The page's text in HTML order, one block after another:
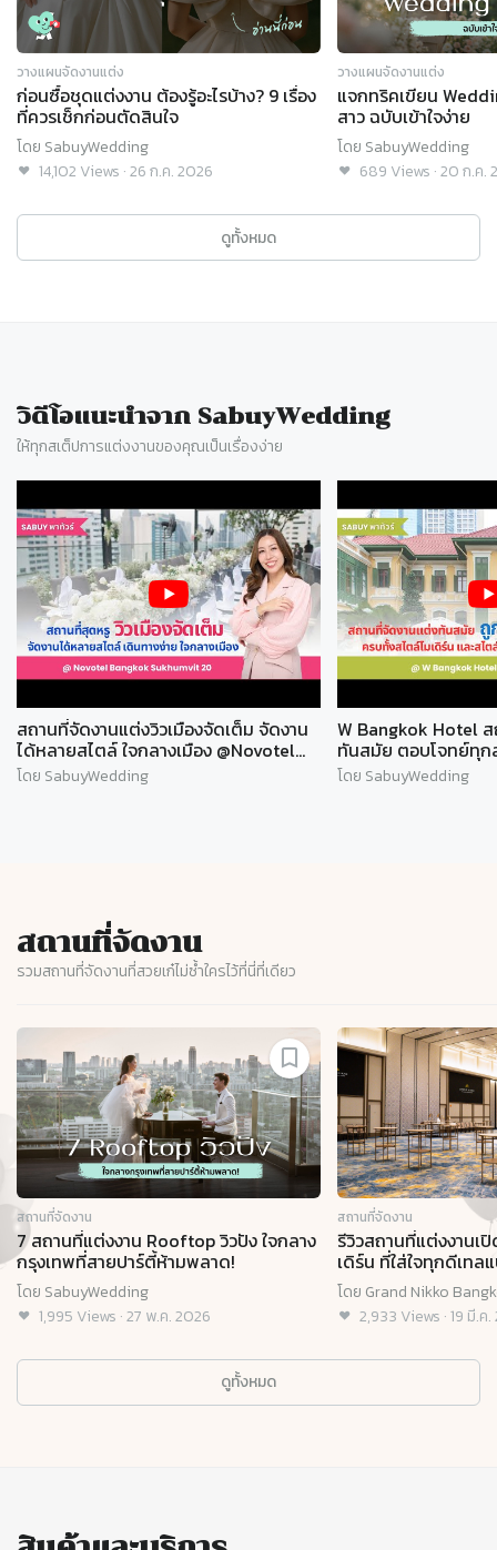
วางแผนจัดงานแต่ง
ก่อนซื้อชุดแต่งงาน ต้องรู้อะไรบ้าง? 9 เรื่อง
ที่ควรเช็กก่อนตัดสินใจ
โดย SabuyWedding
14,102 Views ·26 ก.ค. 2026
วางแผนจัดงานแต่ง
แจกทริคเขียน
สาว ฉบับเข้าใจง่าย
โดย SabuyWedding
689 Views ·20 ก.ค.
ดูทั้งหมด
วิดีโอแนะนำจาก SabuyWedding
ให้ทุกสเต็ปการแต่งงานของคุณเป็นเรื่องง่าย
Slide 1 of 77
สถานที่จัดงานแต่งวิวเมืองจัดเต็ม จัดงาน
ได้หลายสไตล์ ใจกลางเมือง @Novotel
Sukhumvit 20 l SABUYWEDDING
โดย SabuyWedding
W Bangkok Hotel
ทันสมัย ตอบโจทย์ทุก
SABUYWEDDING
โดย SabuyWedding
สถานที่จัดงาน
รวมสถานที่จัดงานที่สวยเก๋ไม่ซ้ำใครไว้ที่นี่ที่เดียว
Slide 1 of 8
สถานที่จัดงาน
7 สถานที่แต่งงาน Rooftop วิวปัง ใจกลาง
กรุงเทพที่สายปาร์ตี้ห้ามพลาด!
โดย SabuyWedding
1,995 Views ·27 พ.ค. 2026
สถานที่จัดงาน
รีวิวสถานที่แต่งงานเ
เดิร์น ที่ใส่ใจทุกดีเทล
Grand Nikko
โดย Grand Nikko
2,933 Views ·19 มี.ค
ดูทั้งหมด